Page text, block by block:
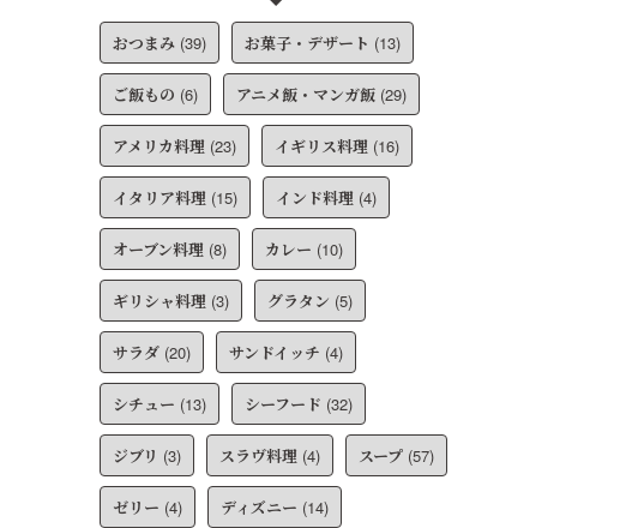
おつまみ (39) お菓子・デザート (13)
ご飯もの (6) アニメ飯・マンガ飯 (29)
アメリカ料理 (23) イギリス料理 (16)
イタリア料理 (15) インド料理 (4)
オーブン料理 (8) カレー (10)
ギリシャ料理 (3) グラタン (5)
サラダ (20) サンドイッチ (4)
シチュー (13) シーフード (32)
ジブリ (3) スラヴ料理 (4) スープ (57)
ゼリー (4) ディズニー (14)